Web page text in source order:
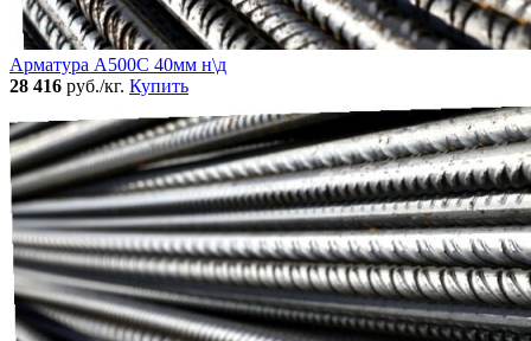
Арматура А500С 40мм н\д
28 416 руб./кг. Купить